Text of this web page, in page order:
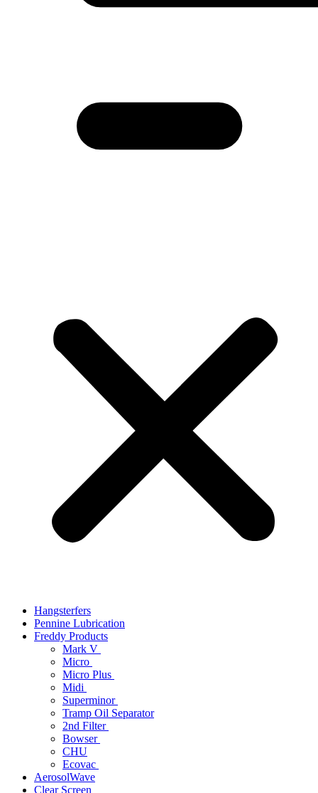
Hangsterfers
Pennine Lubrication
Freddy Products
Mark V
Micro
Micro Plus
Midi
Superminor
Tramp Oil Separator
2nd Filter
Bowser
CHU
Ecovac
AerosolWave
Clear Screen